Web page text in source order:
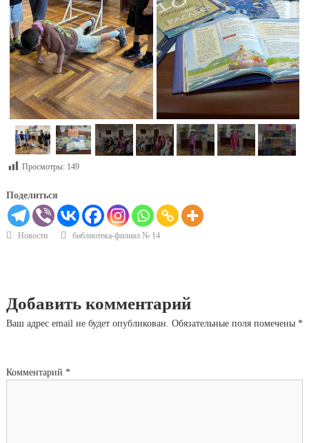
Просмотры: 149
Поделиться
Новости библиотека-филиал № 14
Добавить комментарий
Ваш адрес email не будет опубликован. Обязательные поля помечены *
Комментарий *